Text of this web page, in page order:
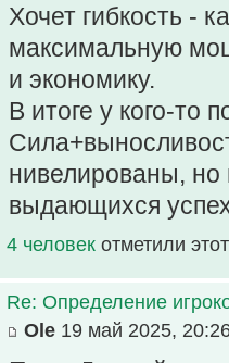
Хочет гибкость -
максимальную
и экономику.
В итоге у кого-то
нивелированы, но
выдающихся
4 человек отметили
Re: Определение
Ole 19 май 2025,